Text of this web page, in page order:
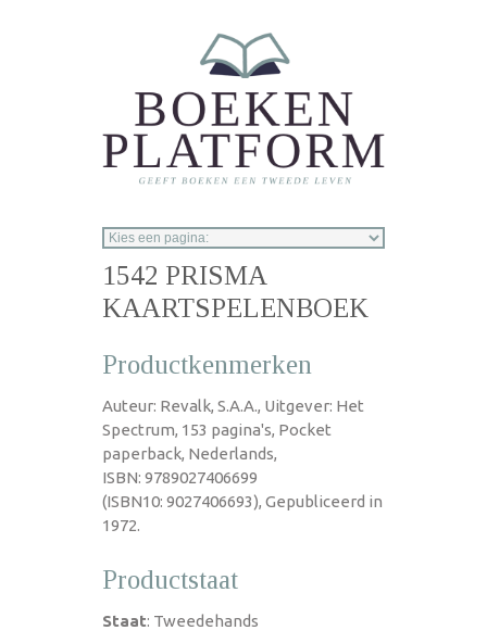
1542 PRISMA
KAARTSPELENBOEK
Productkenmerken
Auteur: Revalk, S.A.A., Uitgever: Het
Spectrum, 153 pagina's, Pocket
paperback, Nederlands,
ISBN: 9789027406699
(ISBN10: 9027406693), Gepubliceerd in
1972.
Productstaat
Staat: Tweedehands